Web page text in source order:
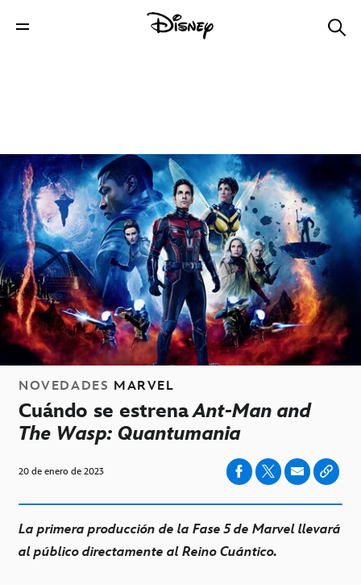
NOVEDADES MARVEL
Cuándo se estrenaAnt-Man and
The Wasp: Quantumania
20 de enero de 2023
La primera producción de la Fase 5 de Marvel llevará
al público directamente al Reino Cuántico.